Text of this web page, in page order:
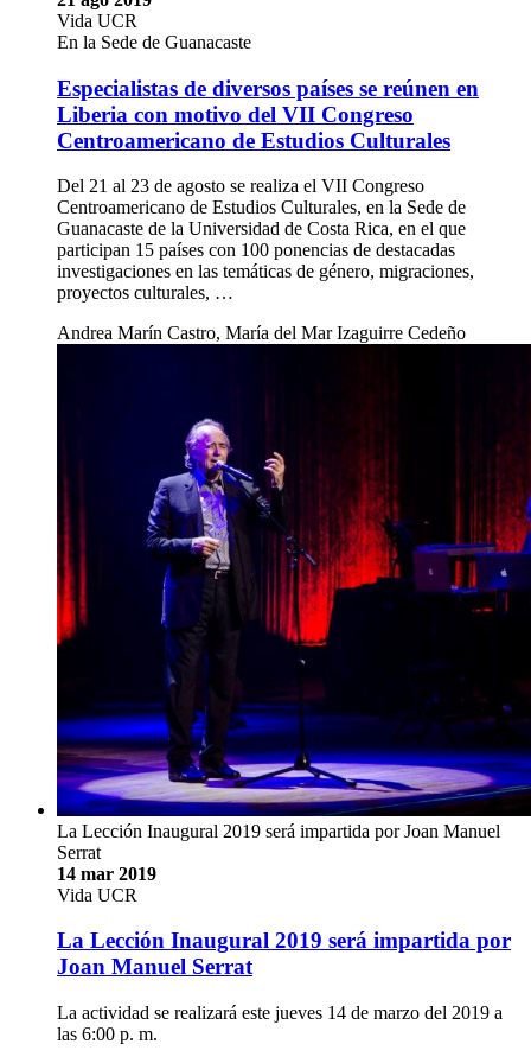
Vida UCR
En la Sede de Guanacaste
Especialistas de diversos países se reúnen en
Liberia con motivo del VII Congreso
Centroamericano de Estudios Culturales
Del 21 al 23 de agosto se realiza el VII Congreso
Centroamericano de Estudios Culturales, en la Sede de
Guanacaste de la Universidad de Costa Rica, en el que
participan 15 países con 100 ponencias de destacadas
investigaciones en las temáticas de género, migraciones,
proyectos culturales, …
Andrea Marín Castro, María del Mar Izaguirre Cedeño
La Lección Inaugural 2019 será impartida por Joan Manuel
Serrat
14 mar 2019
Vida UCR
La Lección Inaugural 2019 será impartida por
Joan Manuel Serrat
La actividad se realizará este jueves 14 de marzo del 2019 a
las 6:00 p. m.